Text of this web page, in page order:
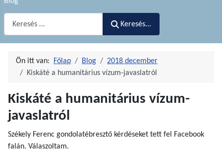
Keresés...
Ön itt van: Főlap Blog
2018 december
Kiskáté a humanitárius vízum-javaslatról
Kiskáté a humanitárius vízum-
javaslatról
​Székely Ferenc gondolatébresztő kérdéseket tett fel Facebook
falán. Válaszoltam.